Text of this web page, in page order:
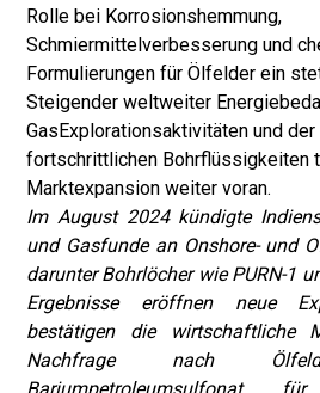
Rolle bei Korrosionshemmung,
Schmiermittelverbesserung und
Formulierungen für Ölfelder ein
Steigender weltweiter
GasExplorationsaktivitäten und der
fortschrittlichen Bohrflüssigkeiten
Marktexpansion weiter voran.
Im August 2024 kündigte
und Gasfunde an Onshore- und
darunter Bohrlöcher wie PURN-1
Ergebnisse eröffnen neue
bestätigen die wirtschaftliche
Nachfrage nach